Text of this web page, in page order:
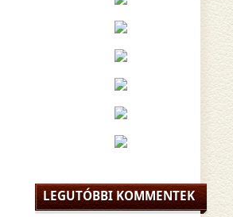
LEGUTÓBBI KOMMENTEK